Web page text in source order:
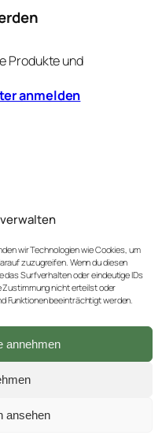
wir Technologien wie Cookies, um
zuzugreifen. Wenn du diesen
das Surfverhalten oder eindeutige IDs
Zustimmung nicht erteilst oder
Funktionen beeinträchtigt werden.
annehmen
ansehen
Produkte und
anmelden